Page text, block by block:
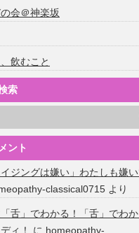
会＠神楽坂
飲むこと
索
ント
イジングは嫌い」わたしも嫌
classical0715 より
舌」でわかる！「舌」でわ
ィ！
に homeopathy-